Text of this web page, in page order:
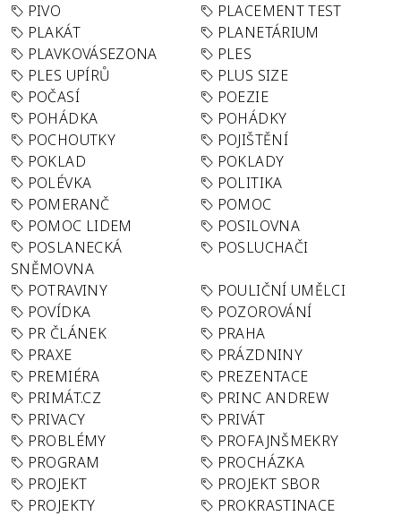
PIVO
PLACEMENT TEST
PLAKÁT
PLANETÁRIUM
PLAVKOVÁSEZONA
PLES
PLES UPÍRŮ
PLUS SIZE
POČASÍ
POEZIE
POHÁDKA
POHÁDKY
POCHOUTKY
POJIŠTĚNÍ
POKLAD
POKLADY
POLÉVKA
POLITIKA
POMERANČ
POMOC
POMOC LIDEM
POSILOVNA
POSLANECKÁ
SNĚMOVNA
POSLUCHAČI
POTRAVINY
POULIČNÍ UMĚLCI
POVÍDKA
POZOROVÁNÍ
PR ČLÁNEK
PRAHA
PRAXE
PRÁZDNINY
PREMIÉRA
PREZENTACE
PRIMÁT.CZ
PRINC ANDREW
PRIVACY
PRIVÁT
PROBLÉMY
PROFAJNŠMEKRY
PROGRAM
PROCHÁZKA
PROJEKT
PROJEKT SBOR
PROJEKTY
PROKRASTINACE